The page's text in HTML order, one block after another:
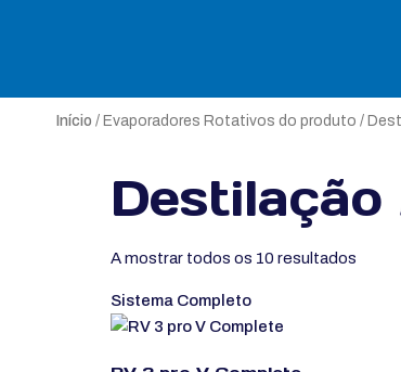
Início / Evaporadores Rotativos do produto /
A mostrar todos os 10 resultados
Sistema Completo